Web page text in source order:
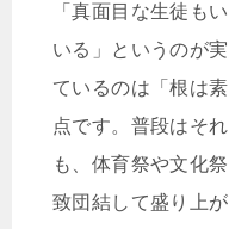
「真面目な生徒も
いる」というのが
ているのは「根は
点です。普段はそ
も、体育祭や文化
致団結して盛り上